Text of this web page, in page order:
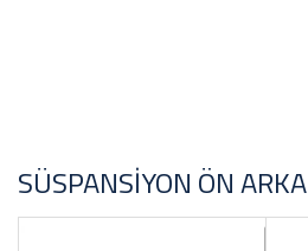
FİYAT ARALIĞI
SÜSPANSIYON ÖN ARKA